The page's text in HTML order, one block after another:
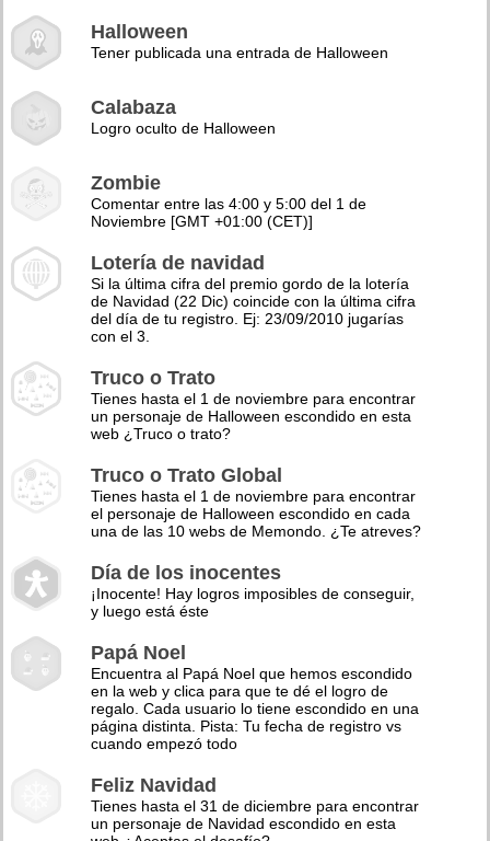
Halloween
Tener publicada una entrada de Halloween
Calabaza
Logro oculto de Halloween
Zombie
Comentar entre las 4:00 y 5:00 del 1 de
Noviembre [GMT +01:00 (CET)]
Lotería de navidad
Si la última cifra del premio gordo de la lotería
de Navidad (22 Dic) coincide con la última cifra
del día de tu registro. Ej: 23/09/2010 jugarías
con el 3.
Truco o Trato
Tienes hasta el 1 de noviembre para encontrar
un personaje de Halloween escondido en esta
web ¿Truco o trato?
Truco o Trato Global
Tienes hasta el 1 de noviembre para encontrar
el personaje de Halloween escondido en cada
una de las 10 webs de Memondo. ¿Te atreves?
Día de los inocentes
¡Inocente! Hay logros imposibles de conseguir,
y luego está éste
Papá Noel
Encuentra al Papá Noel que hemos escondido
en la web y clica para que te dé el logro de
regalo. Cada usuario lo tiene escondido en una
página distinta. Pista: Tu fecha de registro vs
cuando empezó todo
Feliz Navidad
Tienes hasta el 31 de diciembre para encontrar
un personaje de Navidad escondido en esta